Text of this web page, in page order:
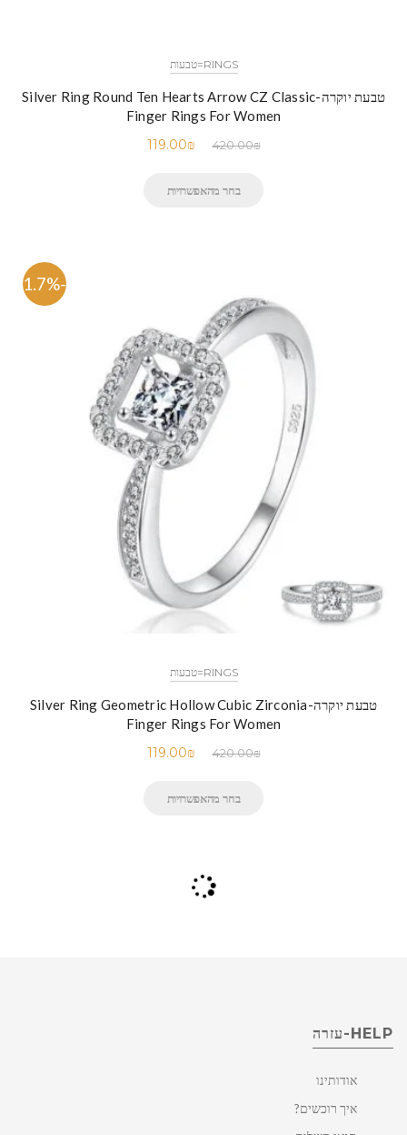
RINGS=טבעות
טבעת יוקרה-Silver Ring Round Ten Hearts Arrow CZ Classic
Finger Rings For Women
420.00₪
119.00₪
בחר מהאפשרויות
-71.7%
RINGS=טבעות
טבעת יוקרה-Silver Ring Geometric Hollow Cubic Zirconia
Finger Rings For Women
420.00₪
119.00₪
בחר מהאפשרויות